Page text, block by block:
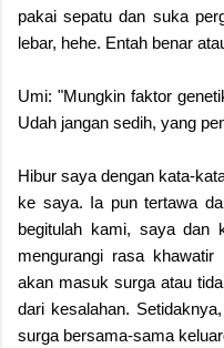
pakai sepatu dan suka
lebar, hehe. Entah benar
Umi: "Mungkin faktor
Udah jangan sedih, yang
Hibur saya dengan kata-
ke saya. Ia pun tertawa
begitulah kami, saya dan
mengurangi rasa
akan masuk surga atau
dari kesalahan.
surga bersama-sama